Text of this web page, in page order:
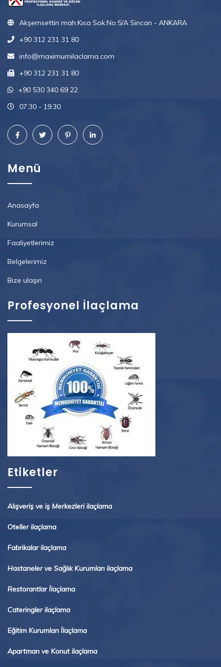
Akşemsettin mah.Kısa Sok.No:5/A Sincan - ANKARA
+90 312 231 31 80
info@maximumilaclama.com
+90 312 231 31 80
+90 530 340 69 22
07:30 - 19:30
Menü
Anasayfa
Kurumsal
Faaliyetlerimiz
Belgelerimiz
Bize ulaşın
Profesyonel İlaçlama
Etiketler
Alışveriş ve iş Merkezleri ilaçlama
Oteller ilaçlama
Fabrikalar ilaçlama
Hastaneler ve Sağlık Kurumları ilaçlama
Restorantlar İlaçlama
Cateringler ilaçlama
Eğitim Kurumları İlaçlama
Apartman ve Konut ilaçlama